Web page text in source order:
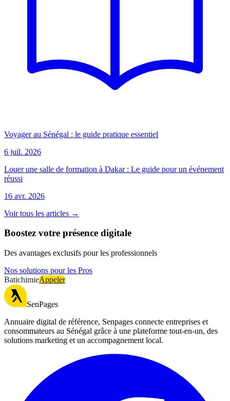
Voyager au Sénégal : le guide pratique essentiel
6 juil. 2026
Louer une salle de formation à Dakar : Le guide pour un événement
réussi
16 avr. 2026
Voir tous les articles →
Boostez votre présence digitale
Des avantages exclusifs pour les professionnels
Nos solutions pour les Pros
BatichimieAppeler
SenPages
Annuaire digital de référence, Senpages connecte entreprises et
consommateurs au Sénégal grâce à une plateforme tout-en-un, des
solutions marketing et un accompagnement local.